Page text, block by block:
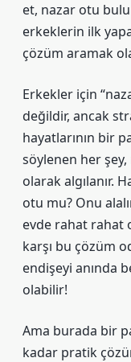
et, nazar otu
erkeklerin ilk
çözüm aramak
Erkekler için
değildir, ancak
hayatlarının bir
söylenen her
olarak algılanır.
otu mu? Onu
evde rahat rahat
karşı bu çözüm
endişeyi anında
olabilir!
Ama burada bir
kadar pratik